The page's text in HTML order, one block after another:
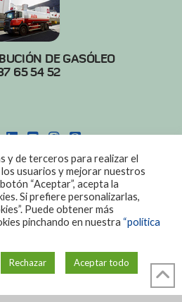
DE GASÓLEO
65 54 52
COOKIES|AVISO LEGAL
DIAN SISTEMAS
y de terceros para realizar el
usuarios y mejorar nuestros
“Aceptar”, acepta la
Si prefiere personalizarlas,
Puede obtener más
pinchando en nuestra “política
Rechazar Aceptar todo